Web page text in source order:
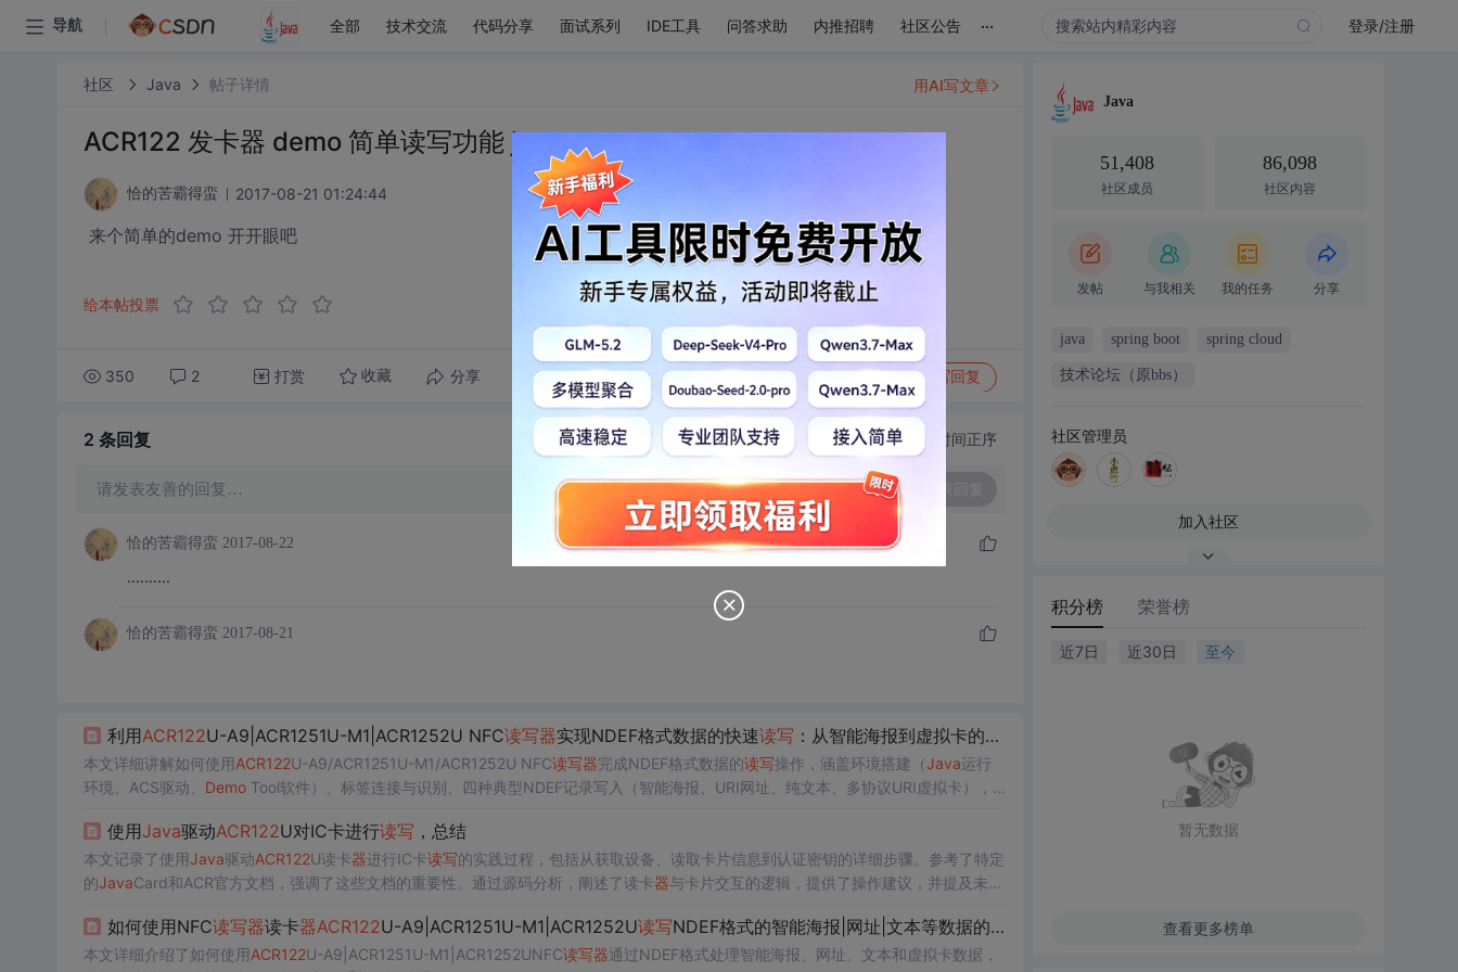
导航 全部 技术交流 代码分享 面试系列 IDE工具 问答求助 内推招聘 社区公告 ... 登录/注册
社区 Java 帖子详情
ACR122 发卡器 demo 简单读写功能 java
恰的苦霸得蛮 2017-08-21 01:24:44
来个简单的demo 开开眼吧
给本帖投票
350 2 打赏 收藏 分享 转发到动态 举报 写回复
用AI写文章
2 条回复 切换为时间正序
请发表友善的回复…
恰的苦霸得蛮 2017-08-22
..........
恰的苦霸得蛮 2017-08-21
利用ACR122U-A9|ACR1251U-M1|ACR1252U NFC读写器实现NDEF格式数据的快速读写 ：从智能海报到虚拟卡的全流程指南
本文详细讲解如何使用ACR122U-A9/ACR1251U-M1/ACR1252U NFC读写器完成NDEF格式数据的读写操作，涵盖环境搭建（Java运行
环境、ACS驱动、 DemoTool软件）、标签连接与识别、四种典型NDEF记录写入（智能海报、URI网址、纯文本、多协议URI虚拟卡），
使用Java驱动ACR122U对IC卡进行读写 ，总结
本文记录了使用Java驱动ACR122U读卡器进行IC卡读写的实践过程，包括从获取设备、读取卡片信息到认证密钥的详细步骤。参考了特定
的JavaCard和ACR官方文档，强调了这些文档的重要性。通过源码分析，阐述了读卡器与卡片交互的逻辑，提供了操作建议，并提及未来
如何使用NFC读写器读卡器ACR122U-A9|ACR1251U-M1|ACR1252U读写NDEF格式的智能海报|网址|文本等数据的方法与步骤
本文详细介绍了如何使用ACR122U-A9|ACR1251U-M1|ACR1252UNFC读写器通过NDEF格式处理智能海报、网址、文本和虚拟卡数据，
Java
51,408
社区成员
86,098
社区内容
发帖 与我相关 我的任务 分享
java spring boot spring cloud
技术论坛（原bbs）
社区管理员
加入社区
积分榜 荣誉榜
近7日 近30日 至今
暂无数据
查看更多榜单